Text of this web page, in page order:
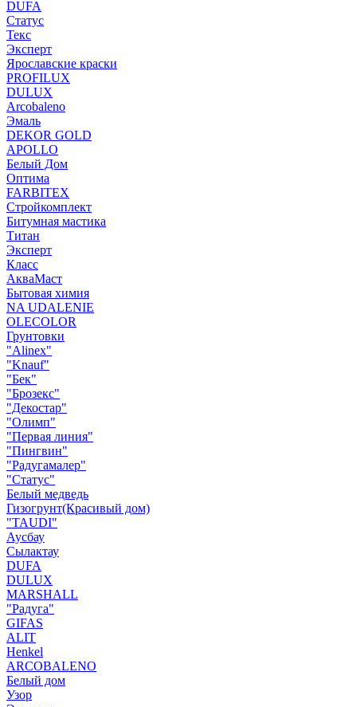
DUFA
Статус
Текс
Эксперт
Ярославские краски
PROFILUX
DULUX
Arcobaleno
Эмаль
DEKOR GOLD
APOLLO
Белый Дом
Оптима
FARBITEX
Стройкомплект
Битумная мастика
Титан
Эксперт
Класс
АкваМаст
Бытовая химия
NA UDALENIE
OLECOLOR
Грунтовки
"Alinex"
"Knauf"
"Бек"
"Брозекс"
"Декостар"
"Олимп"
"Первая линия"
"Пингвин"
"Радугамалер"
"Статус"
Белый медведь
Гизогрунт(Красивый дом)
"TAUDI"
Аусбау
Сылактау
DUFA
DULUX
MARSHALL
"Радуга"
GIFAS
ALIT
Henkel
ARCOBALENO
Белый дом
Узор